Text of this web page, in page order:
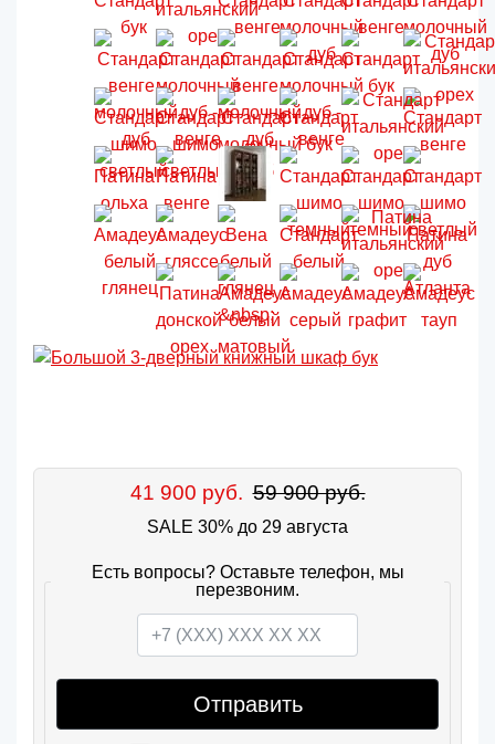
41 900 руб. 59 900 руб.
SALE 30% до 29 августа
Есть вопросы? Оставьте телефон, мы
перезвоним.
Отправить